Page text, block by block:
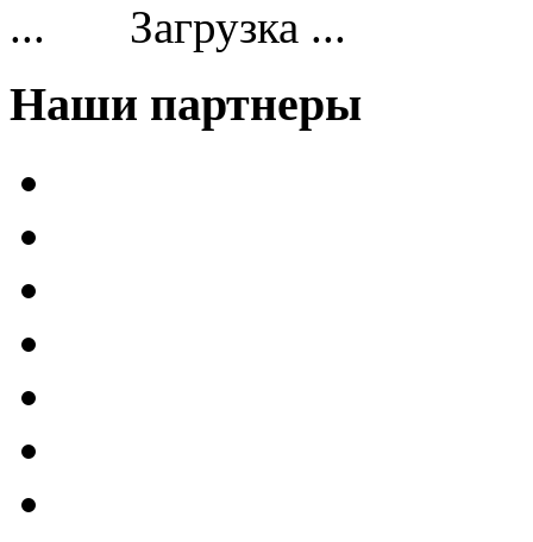
Загрузка ...
Наши партнеры